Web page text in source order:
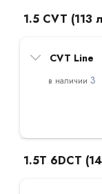
1.5 CVT (113
CVT Line
3
1.5T 6DCT